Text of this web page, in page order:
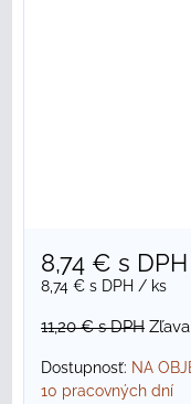
8,74 € s DPH
8,74 € s DPH / ks
11,20 €s DPH
Dostupnosť: NA
10 pracovných dní